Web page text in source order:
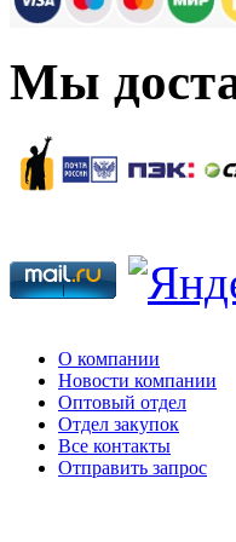
Мы
О компании
Новости компании
Оптовый отдел
Отдел закупок
Все контакты
Отправить запрос